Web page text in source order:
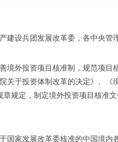
建设兵团发展改革委，各中央管
外投资项目核准制，规范项目
关于投资体制改革的决定》、《
章规定，制定境外投资项目核准
家发展改革委核准的中国境内